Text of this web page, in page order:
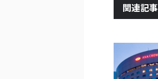
関連記事